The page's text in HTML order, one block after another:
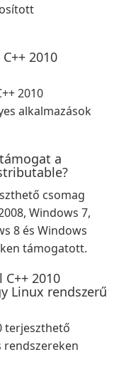
2010
2010
alkalmazások
a
csomag
Windows 7,
8 és Windows
támogatott.
2010
Linux rendszerű
terjeszthető
rendszereken